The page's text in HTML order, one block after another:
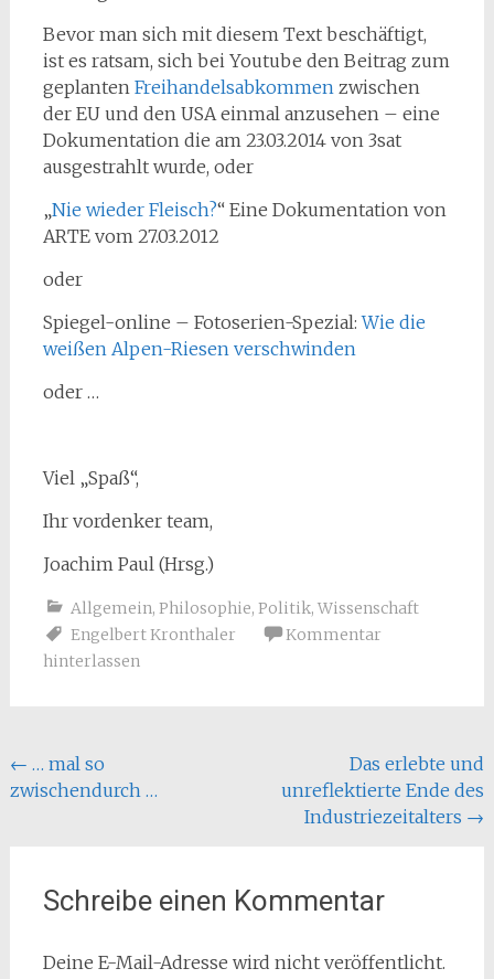
Bevor man sich mit diesem Text beschäftigt,
ist es ratsam, sich bei Youtube den Beitrag zum
geplanten Freihandelsabkommenzwischen
der EU und den USA einmal anzusehen – eine
Dokumentation die am 23.03.2014 von 3sat
ausgestrahlt wurde, oder
„Nie wieder Fleisch?“ Eine Dokumentation von
ARTE vom 27.03.2012
oder
Spiegel-online – Fotoserien-Spezial:Wie die
weißen Alpen-Riesen verschwinden
oder …
Viel „Spaß“,
Ihr vordenker team,
Joachim Paul (Hrsg.)
Allgemein, Philosophie, Politik, Wissenschaft
Engelbert Kronthaler
Kommentar
hinterlassen
Beitragsnavigation
← … mal so
zwischendurch …
Das erlebte und
unreflektierte Ende des
Industriezeitalters →
Schreibe einen Kommentar
Deine E-Mail-Adresse wird nicht veröffentlicht.